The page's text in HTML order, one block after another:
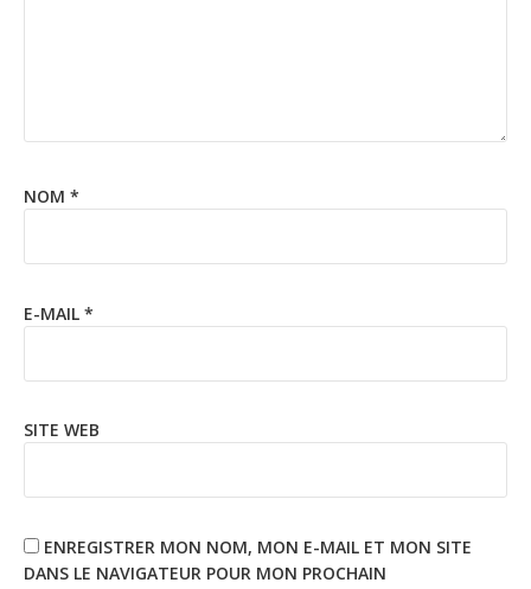
NOM *
E-MAIL *
SITE WEB
ENREGISTRER MON NOM, MON E-MAIL ET MON SITE
DANS LE NAVIGATEUR POUR MON PROCHAIN